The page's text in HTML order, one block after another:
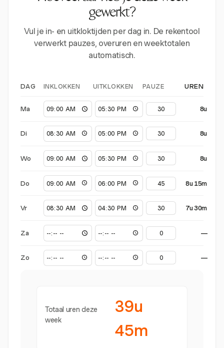
gewerkt?
Vul je in- en uitkloktijden per dag in. De rekentool
verwerkt pauzes, overuren en weektotalen
automatisch.
DAG INKLOKKEN UITKLOKKEN PAUZE UREN
Ma 8u
Di 8u
Wo 8u
Do 8u 15m
Vr 7u 30m
Za —
Zo —
Totaal uren deze
week
39u
45m